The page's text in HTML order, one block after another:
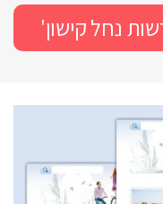
נחל קישון'